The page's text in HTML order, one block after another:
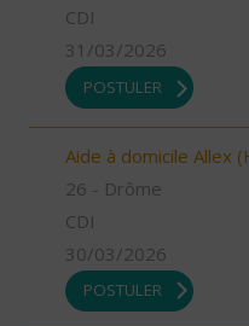
CDI
31/03/2026
POSTULER
Aide à domicile Allex
26 - Drôme
CDI
30/03/2026
POSTULER